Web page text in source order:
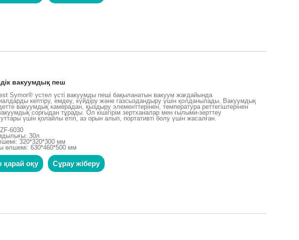
вакуумдық пеш
Symor® үстел үсті вакуумды пеші бақыланатын вакуум жағдайында
кептіру, емдеу, күйдіру және газсыздандыру үшін қолданылады. Вакуумдық
вакуумдық камерадан, қыздыру элементтерінен, температура реттегіштерінен
сорғыдан тұрады. Ол кішігірім зертханалар мен ғылыми-зерттеу
үшін қолайлы етіп, аз орын алып, портативті болу үшін жасалған.
6030
30л
320*320*300 мм
өлшемі: 630*460*500 мм
оқу Сұрау жіберу